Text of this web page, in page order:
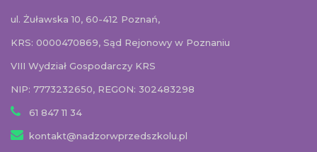
ul. Żuławska 10, 60-412 Poznań,
KRS: 0000470869, Sąd Rejonowy w Poznaniu
VIII Wydział Gospodarczy KRS
NIP: 7773232650, REGON: 302483298
61 847 11 34
kontakt@nadzorwprzedszkolu.pl